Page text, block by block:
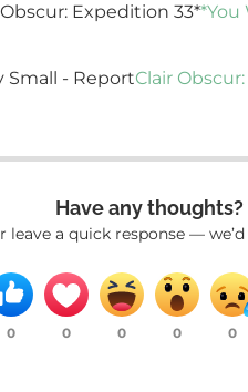
Expedition 33**You
Small - ReportClair
Have any thoughts?
leave a quick response —
0 0 0 0 0